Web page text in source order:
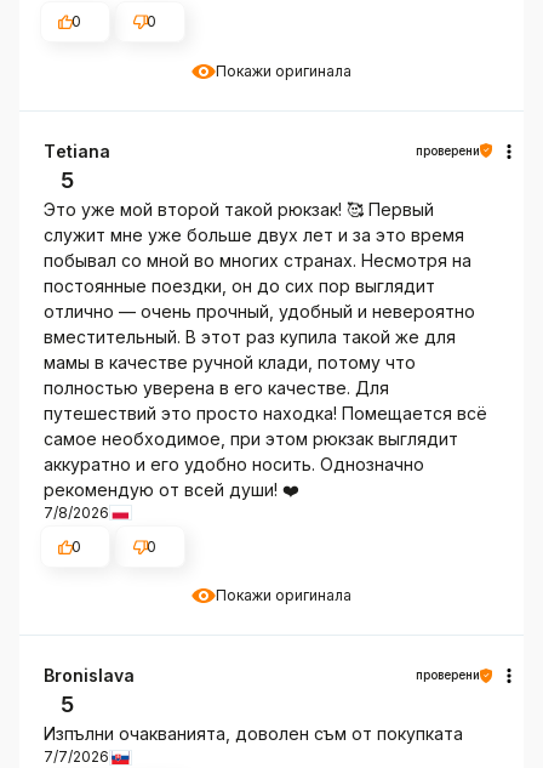
Покажи оригинала
0
0
Покажи оригинала
Тetiana проверени
5
Это уже мой второй такой рюкзак! 🥰 Первый
служит мне уже больше двух лет и за это время
побывал со мной во многих странах. Несмотря на
постоянные поездки, он до сих пор выглядит
отлично — очень прочный, удобный и невероятно
вместительный. В этот раз купила такой же для
мамы в качестве ручной клади, потому что
полностью уверена в его качестве. Для
путешествий это просто находка! Помещается всё
самое необходимое, при этом рюкзак выглядит
аккуратно и его удобно носить. Однозначно
рекомендую от всей души! ❤️
7/8/2026
0
0
Bronislava проверени
5
Изпълни очакванията, доволен съм от покупката
7/7/2026